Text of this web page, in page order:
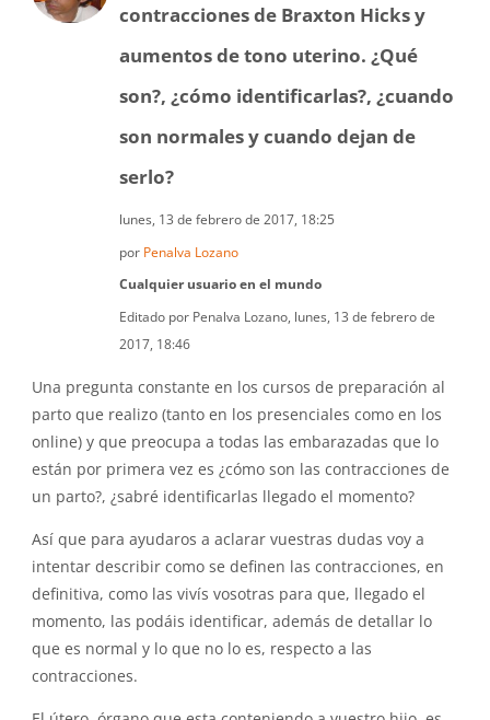
contracciones de Braxton Hicks y
aumentos de tono uterino. ¿Qué
son?, ¿cómo identificarlas?, ¿cuando
son normales y cuando dejan de
serlo?
lunes, 13 de febrero de 2017, 18:25
por Penalva Lozano
Cualquier usuario en el mundo
Editado por Penalva Lozano, lunes, 13 de febrero de
2017, 18:46
Una pregunta constante en los cursos de preparación al
parto que realizo (tanto en los presenciales como en los
online) y que preocupa a todas las embarazadas que lo
están por primera vez es ¿cómo son las contracciones de
un parto?, ¿sabré identificarlas llegado el momento?
Así que para ayudaros a aclarar vuestras dudas voy a
intentar describir como se definen las contracciones, en
definitiva, como las vivís vosotras para que, llegado el
momento, las podáis identificar, además de detallar lo
que es normal y lo que no lo es, respecto a las
contracciones.